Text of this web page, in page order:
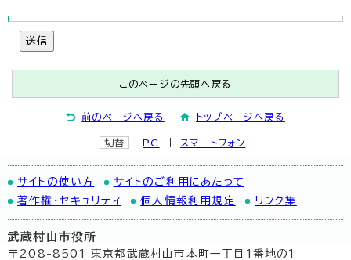
送信
このページの先頭へ戻る
前のページへ戻る トップページへ戻る
切替 PC スマートフォン
サイトの使い方
サイトのご利用にあたって
著作権・セキュリティ
個人情報利用規定 リンク集
武蔵村山市役所
〒208-8501 東京都武蔵村山市本町一丁目1番地の1